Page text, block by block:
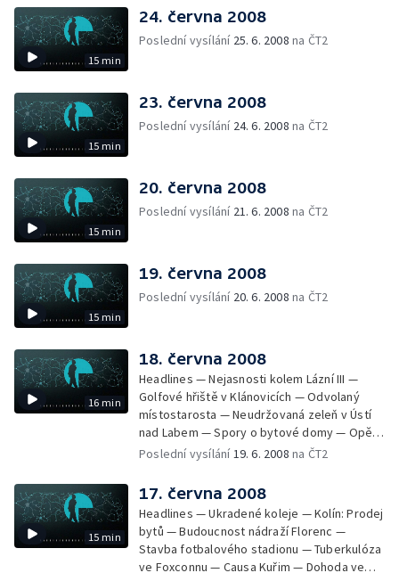
soudu — Shakespearovské slavnosti —
Národní archiv vlastní stížnostní list
15 min
24. června 2008
Poslední vysílání 25. 6. 2008 na ČT2
15 min
23. června 2008
Poslední vysílání 24. 6. 2008 na ČT2
15 min
20. června 2008
Poslední vysílání 21. 6. 2008 na ČT2
15 min
19. června 2008
Poslední vysílání 20. 6. 2008 na ČT2
16 min
18. června 2008
Headlines — Nejasnosti kolem Lázní III —
Golfové hřiště v Klánovicích — Odvolaný
místostarosta — Neudržovaná zeleň v Ústí
nad Labem — Spory o bytové domy — Opět
průjezdná křižovatka — Výstavba okruhu
Kuřimská kauza 2. dnem u soudu — Poplatky
novorozenců v porodnici — Milovice —
Nejkrásnější nádraží
Poslední vysílání19. 6. 2008 na ČT2
15 min
17. června 2008
Headlines — Ukradené koleje — Kolín: Prodej
bytů — Budoucnost nádraží Florenc —
Stavba fotbalového stadionu — Tuberkulóza
ve Foxconnu — Causa Kuřim — Dohoda ve